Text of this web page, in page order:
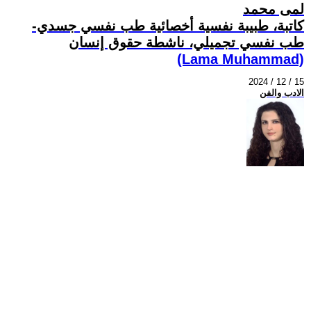
لمى محمد
كاتبة، طبيبة نفسية أخصائية طب نفسي جسدي-
طب نفسي تجميلي، ناشطة حقوق إنسان
(Lama Muhammad)
2024 / 12 / 15
الادب والفن